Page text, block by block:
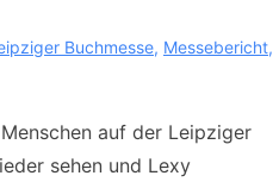
Buchmesse, Messebericht,
auf der Leipziger
sehen und Lexy